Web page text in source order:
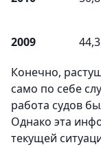
2009
Конечно,
само по себе
работа судов
Однако эта
текущей